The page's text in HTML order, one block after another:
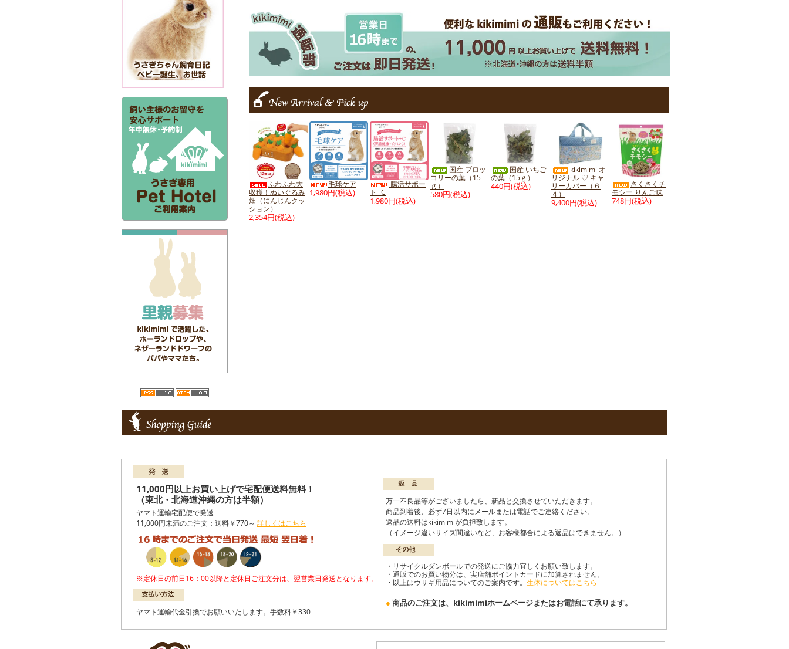
ふわふわ大
収穫！ぬいぐるみ
畑（にんじんクッ
ション）
2,354円(税込)
毛球ケア
1,980円(税込)
腸活サポー
ト+C
1,980円(税込)
国産 ブロッ
コリーの葉（15
ｇ）
580円(税込)
国産 いちご
の葉（15ｇ）
440円(税込)
kikimimi オ
リジナル ♡ キャ
リーカバー（６
４）
9,400円(税込)
さくさくチ
モシー りんご味
748円(税込)
11,000円以上お買い上げで宅配便送料無料！
（東北・北海道沖縄の方は半額）
ヤマト運輸宅配便で発送
11,000円未満のご注文：送料￥770～ 詳しくはこちら
※定休日の前日16：00以降と定休日ご注文分は、翌営業日発送となります。
ヤマト運輸代金引換でお願いいたします。手数料￥330
万一不良品等がございましたら、新品と交換させていただきます。
商品到着後、必ず7日以内にメールまたは電話でご連絡ください。
返品の送料はkikimimiが負担致します。
（イメージ違いサイズ間違いなど、お客様都合による返品はできません。）
・リサイクルダンボールでの発送にご協力宜しくお願い致します。
・通販でのお買い物分は、実店舗ポイントカードに加算されません。
・以上はウサギ用品についてのご案内です。 生体についてはこちら
● 商品のご注文は、kikimimiホームページまたはお電話にて承ります。